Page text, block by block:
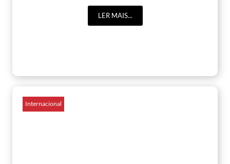
LER MAIS...
Internacional